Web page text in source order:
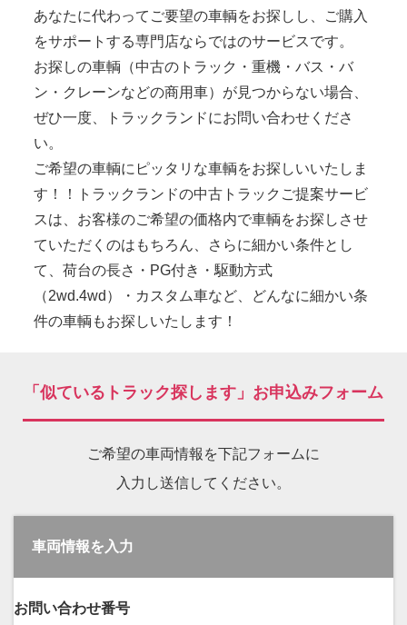
あなたに代わってご要望の車輌をお探しし、ご購入
をサポートする専門店ならではのサービスです。
お探しの車輌（中古のトラック・重機・バス・バ
ン・クレーンなどの商用車）が見つからない場合、
ぜひ一度、トラックランドにお問い合わせくださ
い。
ご希望の車輌にピッタリな車輌をお探しいいたしま
す！！トラックランドの中古トラックご提案サービ
スは、お客様のご希望の価格内で車輌をお探しさせ
ていただくのはもちろん、さらに細かい条件とし
て、荷台の長さ・PG付き・駆動方式
（2wd.4wd）・カスタム車など、どんなに細かい条
件の車輌もお探しいたします！
「似ているトラック探します」お申込みフォーム
ご希望の車両情報を下記フォームに
入力し送信してください。
車両情報を入力
お問い合わせ番号